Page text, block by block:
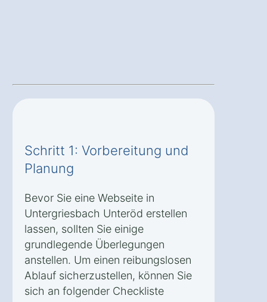
Schritt 1: Vorbereitung und
Planung
Bevor Sie eine Webseite in
Untergriesbach Unteröd erstellen
lassen, sollten Sie einige
grundlegende Überlegungen
anstellen. Um einen reibungslosen
Ablauf sicherzustellen, können Sie
sich an folgender Checkliste